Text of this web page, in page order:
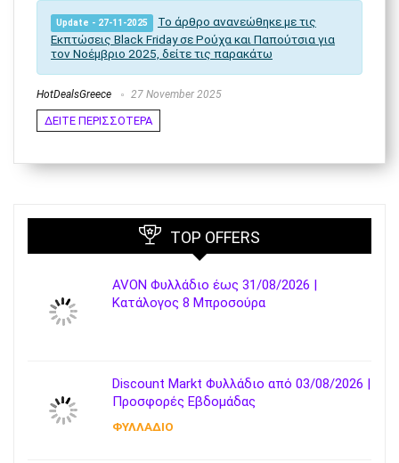
Update - 27-11-2025
Το άρθρο ανανεώθηκε με τις
Εκπτώσεις Black Friday σε Ρούχα και Παπούτσια για
τον Νοέμβριο 2025, δείτε τις παρακάτω
HotDealsGreece 27 November 2025
ΔΕΙΤΕ ΠΕΡΙΣΣΟΤΕΡΑ
TOP OFFERS
AVON Φυλλάδιο έως 31/08/2026 |
Κατάλογος 8 Μπροσούρα
Discount Markt Φυλλάδιο από 03/08/2026 |
Προσφορές Εβδομάδας
ΦΥΛΛΑΔΙΟ